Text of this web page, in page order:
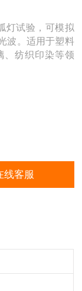
灯试验，可模拟
波。适用于塑料
、纺织印染等领
线客服